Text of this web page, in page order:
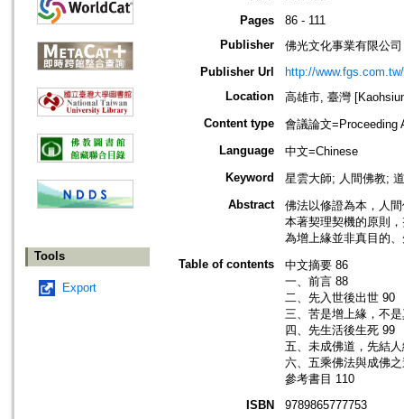
Tools
Export
Pages
86 - 111
Publisher
佛光文化事業有限公司
Publisher Url
http://
Location
高雄市, 臺灣
Content type
會議論文=Proceeding
Language
中文=Chinese
Keyword
星雲大師; 人間佛教;
Abstract
佛法以修證為本，人
本著契理契機的原則
為增上緣並非真目的
Table of contents
中文摘要 86
一、前言 88
二、先入世後出世 90
三、苦是增上緣，不
四、先生活後生死 99
五、未成佛道，先結
六、五乘佛法與成佛
參考書目 110
ISBN
9789865777753